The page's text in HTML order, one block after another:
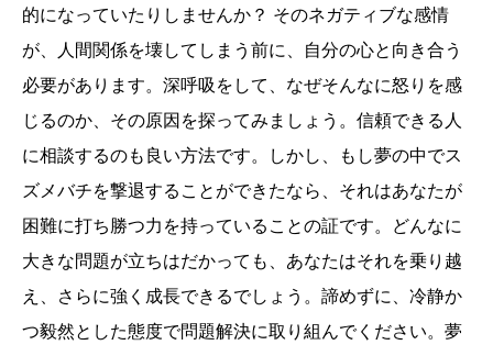
的になっていたりしませんか？ そのネガティブな感情
が、人間関係を壊してしまう前に、自分の心と向き合う
必要があります。深呼吸をして、なぜそんなに怒りを感
じるのか、その原因を探ってみましょう。信頼できる人
に相談するのも良い方法です。しかし、もし夢の中でス
ズメバチを撃退することができたなら、それはあなたが
困難に打ち勝つ力を持っていることの証です。どんなに
大きな問題が立ちはだかっても、あなたはそれを乗り越
え、さらに強く成長できるでしょう。諦めずに、冷静か
つ毅然とした態度で問題解決に取り組んでください。夢